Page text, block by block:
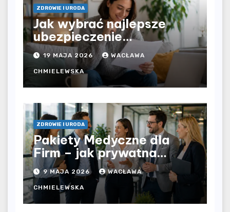
ZDROWIE I URODA
Jak wybrać najlepsze
ubezpieczenie
komunikacyjne i uniknąć
kosztownych błędów?
19 MAJA 2026 WACŁAWA
CHMIELEWSKA
ZDROWIE I URODA
Pakiety Medyczne dla
Firm – jak prywatna
opieka zdrowotna
wpływa na jakość
współpracy w
organizacji?
9 MAJA 2026 WACŁAWA
CHMIELEWSKA